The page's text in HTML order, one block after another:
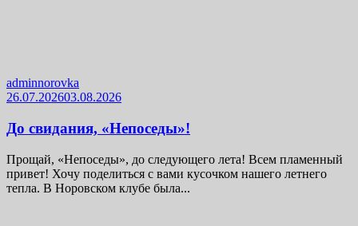
adminnorovka
26.07.202603.08.2026
До свидания, «Непоседы»!
Прощай, «Непоседы», до следующего лета! Всем пламенный
привет! Хочу поделиться с вами кусочком нашего летнего
тепла. В Норовском клубе была...